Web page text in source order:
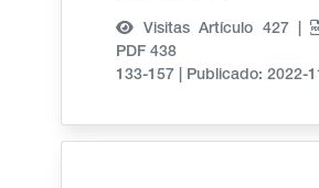
Visitas Artículo 427 |
PDF 438
133-157
Publicado: 2022-